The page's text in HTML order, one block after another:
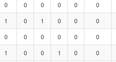
0 0 0 0 0 0
1 0 1 0 0 0
0 0 0 0 0 0
1 0 0 1 0 0